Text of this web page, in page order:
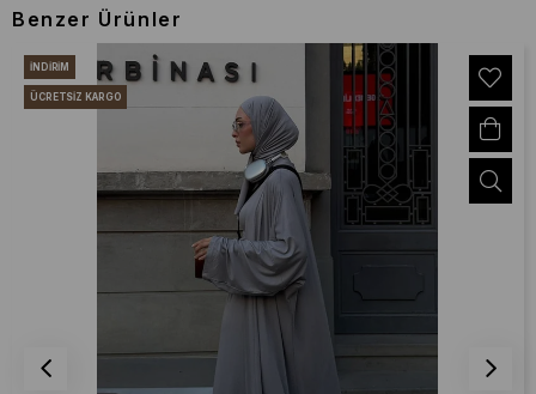
Benzer Ürünler
İNDIRIM
ÜCRETSIZ KARGO